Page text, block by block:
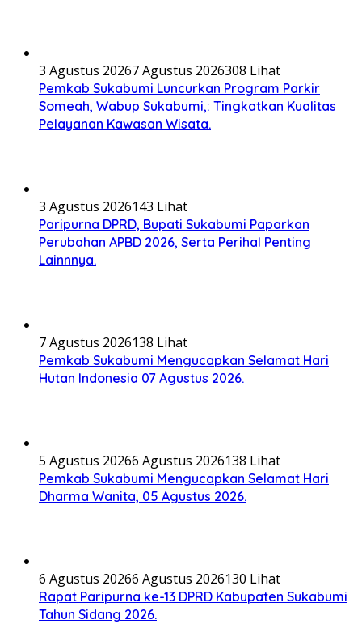
3 Agustus 20267 Agustus 2026308 Lihat
Pemkab Sukabumi Luncurkan Program Parkir
Someah, Wabup Sukabumi,: Tingkatkan Kualitas
Pelayanan Kawasan Wisata.
3 Agustus 2026143 Lihat
Paripurna DPRD, Bupati Sukabumi Paparkan
Perubahan APBD 2026, Serta Perihal Penting
Lainnnya.
7 Agustus 2026138 Lihat
Pemkab Sukabumi Mengucapkan Selamat Hari
Hutan Indonesia 07 Agustus 2026.
5 Agustus 20266 Agustus 2026138 Lihat
Pemkab Sukabumi Mengucapkan Selamat Hari
Dharma Wanita, 05 Agustus 2026.
6 Agustus 20266 Agustus 2026130 Lihat
Rapat Paripurna ke-13 DPRD Kabupaten Sukabumi
Tahun Sidang 2026.